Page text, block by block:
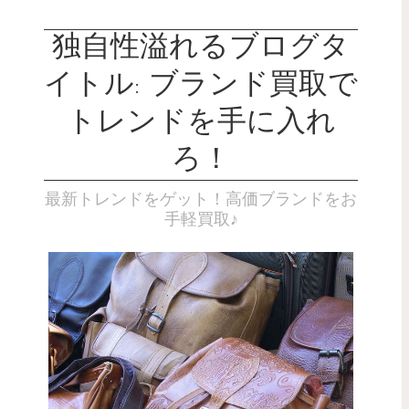
独自性溢れるブログタ
イトル: ブランド買取で
トレンドを手に入れ
ろ！
最新トレンドをゲット！高価ブランドをお
手軽買取♪